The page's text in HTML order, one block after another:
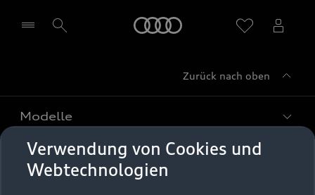
Zurück nach oben
Modelle
Alle Modelle
Kaufen & leasen
Verwendung von Cookies und
Webtechnologien